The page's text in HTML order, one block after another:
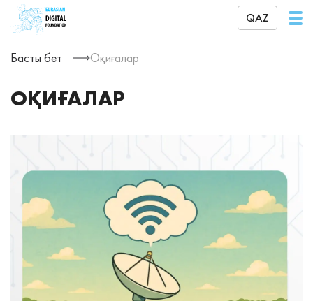
QAZ
Басты бет Оқиғалар
ОҚИҒАЛАР